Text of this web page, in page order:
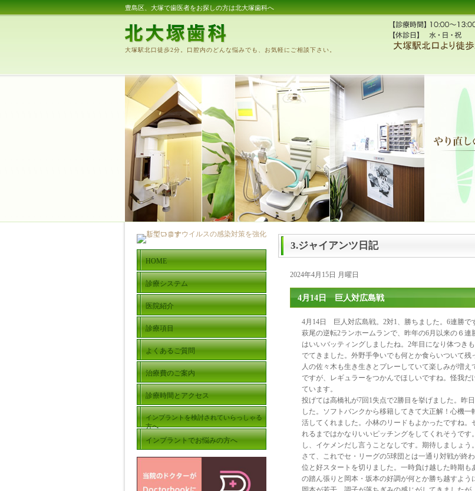
豊島区、大塚で歯医者をお探しの方は北大塚歯科へ
大塚駅北口徒歩2分。口腔内のどんな悩みでも、お気軽にご相談下さい。
3.ジャイアンツ日記
2024年4月15日 月曜日
4月14日 巨人対広島戦
4月14日 巨人対広島戦。2対1、勝ちました。6連勝で
萩尾の逆転2ランホームランで、昨年の6月以来の６連
はいいバッティングしましたね。2年目になり体つき
でてきました。外野手争いでも何とか食らいついて残
人の佐々木も生き生きとプレーしていて楽しみが増え
ですが、レギュラーをつかんでほしいですね。怪我だ
ています。
投げては高橋礼が7回1失点で2勝目を挙げました。昨
した。ソフトバンクから移籍してきて大正解！心機一
活してくれました。小林のリードもよかったですね。
れるまではかなりいいピッチングをしてくれそうです
し、イケメンだし言うことなしです。期待しましょう。
さて、これでセ・リーグの5球団とは一通り対戦が終
位と好スタートを切りました。一時負け越した時期も
の踏ん張りと岡本・坂本の好調が何とか勝ち越すよう
HOME
診療システム
医院紹介
診療項目
よくあるご質問
治療費のご案内
診療時間とアクセス
インプラントを検討されていらっしゃる
方へ
インプラントでお悩みの方へ